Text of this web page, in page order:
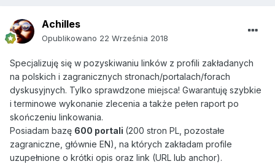
Achilles
Opublikowano 22 Września 2018
Specjalizuję się w pozyskiwaniu linków z profili zakładanych
na polskich i zagranicznych stronach/portalach/forach
dyskusyjnych. Tylko sprawdzone miejsca! Gwarantuję szybkie
i terminowe wykonanie zlecenia a także pełen raport po
skończeniu linkowania.
Posiadam bazę 600 portali (200 stron PL, pozostałe
zagraniczne, głównie EN), na których zakładam profile
uzupełnione o krótki opis oraz link (URL lub anchor).